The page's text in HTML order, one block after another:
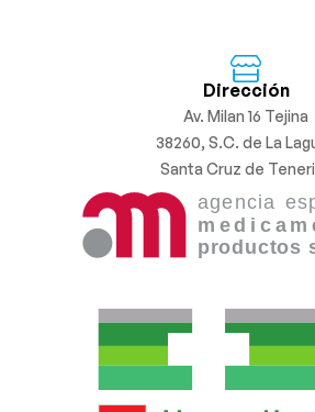
Dirección
Av. Milan 16 Tejina
38260, S.C. de La
Santa Cruz de